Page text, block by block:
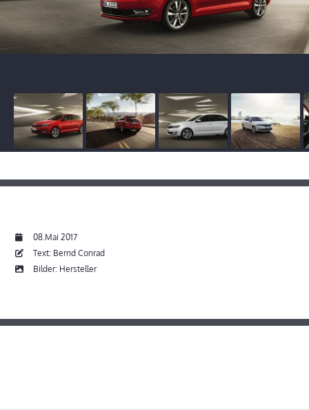
08.Mai 2017
Text: Bernd Conrad
Bilder: Hersteller